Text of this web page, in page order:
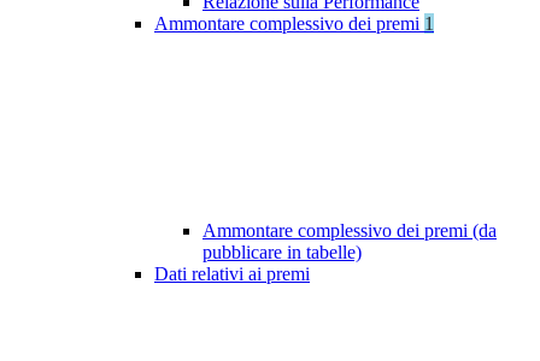
Ammontare complessivo dei premi 1
Ammontare complessivo dei premi (da
pubblicare in tabelle)
Dati relativi ai premi